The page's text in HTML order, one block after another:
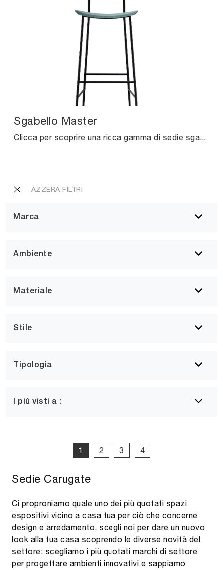
AZZERA FILTRI
Marca
Ambiente
Materiale
Stile
Tipologia
I più visti a :
Sgabello Master
Clicca per scoprire una ricca gamma di sedie sgabelli per stanze moderne: il modello Sgabello Master di Midj ti aspetta!
1 2 3 4
Sedie Carugate
Ci proproniamo quale uno dei più quotati spazi
espositivi vicino a casa tua per ciò che concerne
design e arredamento, scegli noi per dare un nuovo
look alla tua casa scoprendo le diverse novità del
settore: scegliamo i più quotati marchi di settore
per progettare ambienti innovativi e sappiamo